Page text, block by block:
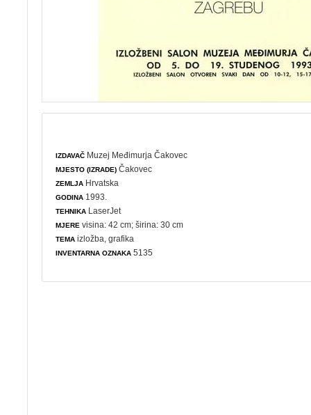
IZDAVAČ Muzej Međimurja Čakovec
MJESTO (IZRADE) Čakovec
ZEMLJA Hrvatska
GODINA 1993.
TEHNIKA LaserJet
MJERE visina: 42 cm; širina: 30 cm
TEMA izložba ,grafika
INVENTARNA OZNAKA 5135